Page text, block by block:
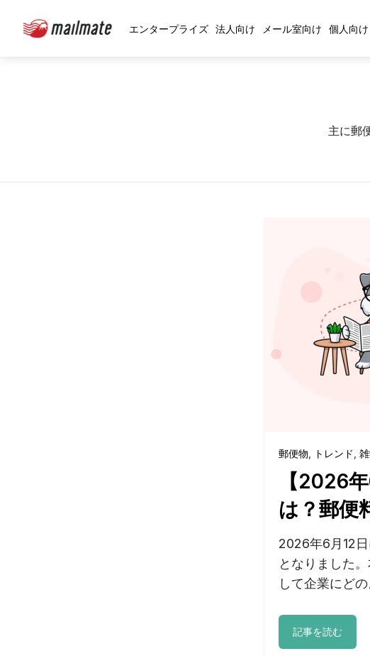
エンタープライズ 法人向け メール室向け 個人向け
主に郵
郵便物 トレンド
【2026
は？郵便
2026年6月12
となりました
して企業にど
記事を読む